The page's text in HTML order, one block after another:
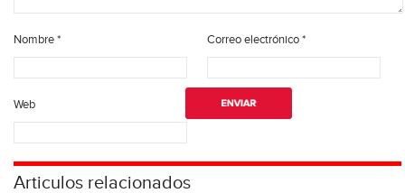
Nombre* Correo electrónico*
Web
Articulos relacionados